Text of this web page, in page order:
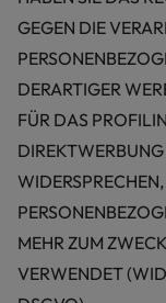
GEGEN DIE
DERARTIGER
FÜR DAS
MEHR ZUM
VERWENDET